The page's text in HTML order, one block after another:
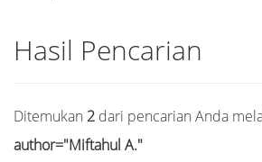
Hasil Pencarian
Ditemukan 2 dari pencarian Anda
author="Miftahul A."